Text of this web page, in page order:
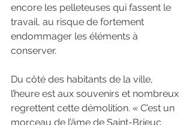
encore les pelleteuses qui fassent le
travail, au risque de fortement
endommager les éléments à
conserver.
Du côté des habitants de la ville,
l’heure est aux souvenirs et nombreux
regrettent cette démolition. « C’est un
morceau de l’âme de Saint-Brieuc